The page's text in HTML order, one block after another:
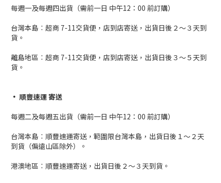
每週一及每週四出貨（需前一日 中午12：00 前訂購）
台灣本島︰超商 7-11交貨便，店到店寄送，出貨日後２～３天到
貨。
離島地區︰超商 7-11交貨便，店到店寄送，出貨日後３～５天到
貨。
• 順豐速運 寄送
每週二及每週五出貨（需前一日 中午12：00 前訂購）
台灣本島︰順豐速運寄送，範圍限台灣本島，出貨日後１～２天
到貨（偏遠山區除外）。
港澳地區︰順豐速運寄送，出貨日後２～３天到貨。